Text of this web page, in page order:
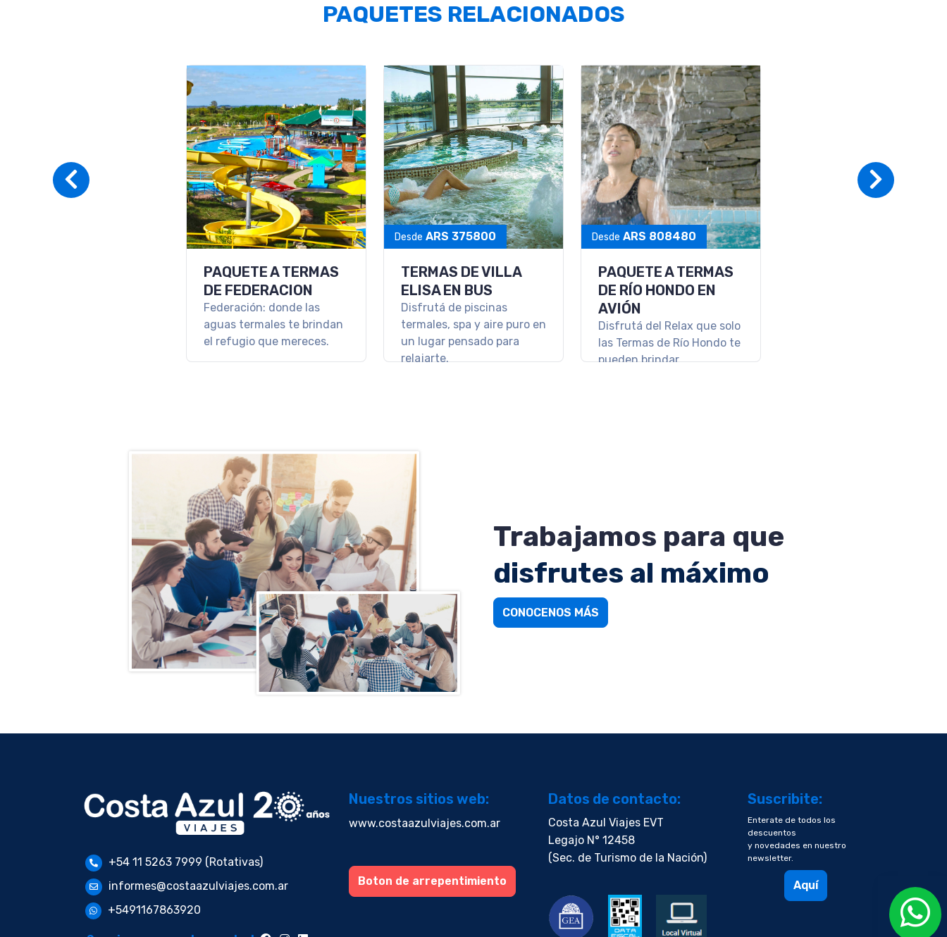
PAQUETES RELACIONADOS
PROGRAMA ALL
INCLUSIVE EN HOTEL
LOS PINOS RESORT &
SPA
Hotel Los Pinos Resort &
Spa el lugar ideal para un
VACACIONES EN LOS
PINOS RESORT & SPA
Las mejores vacaciones en
familia las vivís en Los
Pinos Resort & Spa Termal
TERMAS DE
CACHEUTA 3
NOCHES A PURO
RELAX
Descanso asegurado en un
paraíso Termal en medio de
Trabajamos para que
disfrutes al máximo
CONOCENOS MÁS
+54 11 5263 7999 (Rotativas)
informes@costaazulviajes.com.ar
+5491167863920
Nuestros sitios web:
www.costaazulviajes.com.ar
Boton de arrepentimiento
Datos de contacto:
Costa Azul Viajes EVT
Legajo N° 12458
(Sec. de Turismo de la Nación)
Suscribite:
Enterate de todos los
descuentos
y novedades en nuestro
newsletter.
Aquí